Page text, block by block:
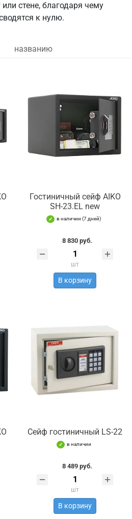
стене, благодаря чему
к нулю.
названию
Гостиничный сейф AIKO
SH-23.EL new
в наличии (7 дней)
8 830 руб.
шт
В корзину
Сейф гостиничный LS-22
в наличии
8 489 руб.
шт
В корзину